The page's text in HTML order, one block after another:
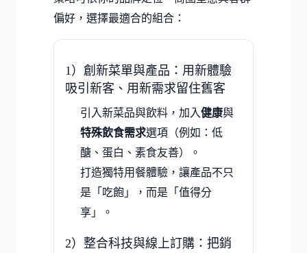
偏好，選擇最適合的組合：
1）創新菜單與產品：用新體驗
吸引新客、用新需求留住舊客
引入新菜品與飲料，加入健康與
特殊飲食需求選項（例如：低
醣、蛋白、素食友善）。
打造獨特用餐體驗，讓產品不只
是「吃飽」，而是「值得分
享」。
2）整合科技與線上訂購：把銷